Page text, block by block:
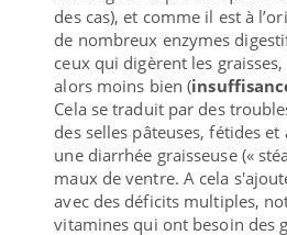
des cas), et comme il est à
de nombreux enzymes
ceux qui digèrent les
alors moins bien (
Cela se traduit par des
des selles pâteuses, fétides
une diarrhée graisseuse («
maux de ventre. A cela
avec des déficits multiples,
vitamines qui ont besoin des